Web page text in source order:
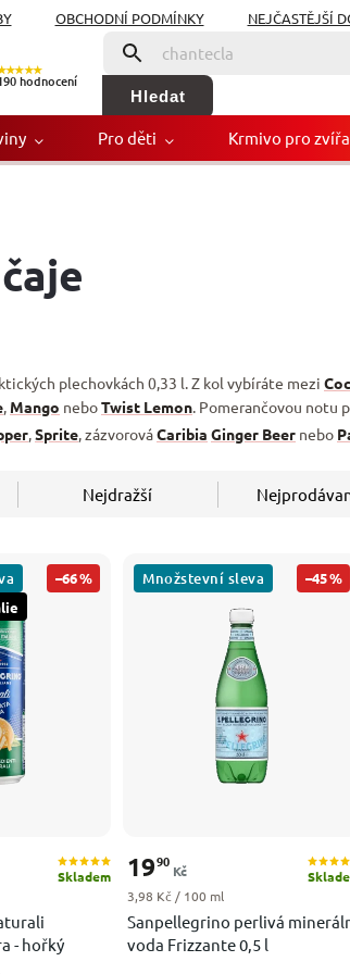
OBCHODNÍ PODMÍNKY NEJČASTĚJŠÍ
hodnocení
Hledat
Pro děti Krmivo pro
plechovkách 0,33 l. Z kol vybíráte mezi
, Mango neboTwist Lemon. Pomerančovou notu
,Sprite, zázvorováCaribia Ginger Beer nebo
Nejdražší
–66 %
- hořký
Skladem
Množstevní sleva –45 %
Sanpellegrino perlivá
voda Frizzante 0,5 l
1990
Kč
Měrná cena:
3,98 Kč / 100 ml